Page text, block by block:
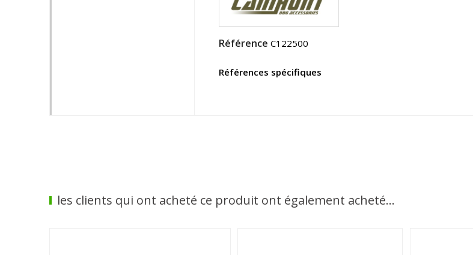
Référence C122500
Références spécifiques
les clients qui ont acheté ce produit ont également acheté...